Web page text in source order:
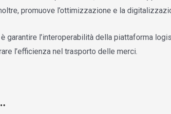
promuove l’ottimizzazione e la
garantire l’interoperabilità della piattaforma
l’efficienza nel trasporto delle merci.